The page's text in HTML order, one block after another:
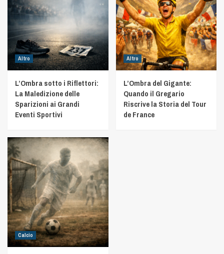
Altro
L’Ombra sotto i Riflettori:
La Maledizione delle
Sparizioni ai Grandi
Eventi Sportivi
Altro
L’Ombra del Gigante:
Quando il Gregario
Riscrive la Storia del Tour
de France
Calcio